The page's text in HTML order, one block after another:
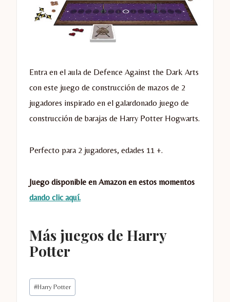
Entra en el aula de Defence Against the Dark Arts
con este juego de construcción de mazos de 2
jugadores inspirado en el galardonado juego de
construcción de barajas de Harry Potter Hogwarts.
Perfecto para 2 jugadores, edades 11 +.
Juego disponible en Amazon en estos momentos
dando clic aquí.
Más juegos de Harry
Potter
Etiquetas
de
#Harry Potter